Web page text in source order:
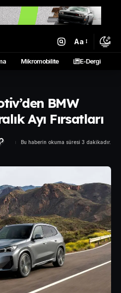
Aa
Mikromobilite E-Dergi
BMW
Ayı Fırsatları
Bu haberin okuma süresi 3 dakikadır.